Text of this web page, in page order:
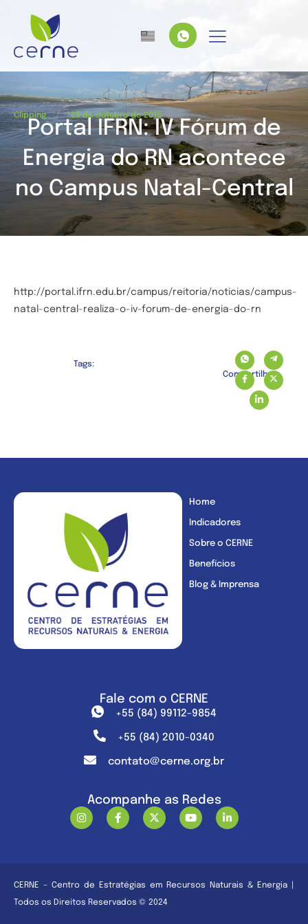
Clipping / 25 de outubro de 2016
Portal IFRN: IV Fórum de
Energia do RN acontece
no Campus Natal-Central
http://portal.ifrn.edu.br/campus/reitoria/noticias/campus-
natal-central-realiza-o-iv-forum-de-energia-do-rn
Tags:
Compartilhe:
Home
Indicadores
Sobre o CERNE
Benefícios
Blog & Imprensa
Fale com o CERNE
+55 (84) 99112-9854
+55 (84) 2010-0340
contato@cerne.org.br
Acompanhe as Redes
CERNE – Centro de Estratégias em Recursos Naturais & Energia |
Todos os Direitos Reservados © 2024